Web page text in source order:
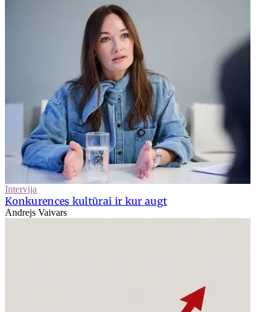
Intervija
Konkurences kultūrai ir kur augt
Andrejs Vaivars